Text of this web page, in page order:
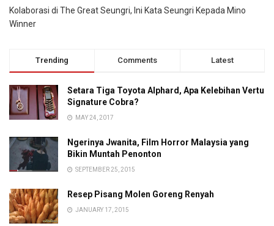
Kolaborasi di The Great Seungri, Ini Kata Seungri Kepada Mino
Winner
Trending Comments Latest
Setara Tiga Toyota Alphard, Apa Kelebihan Vertu
Signature Cobra?
MAY 24, 2017
Ngerinya Jwanita, Film Horror Malaysia yang
Bikin Muntah Penonton
SEPTEMBER 25, 2015
Resep Pisang Molen Goreng Renyah
JANUARY 17, 2015